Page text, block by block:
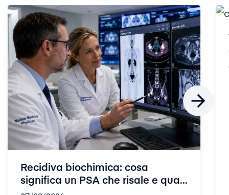
Recidiva biochimica: cosa
significa un PSA che risale e quali
